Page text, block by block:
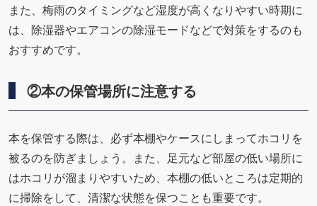
また、梅雨のタイミングなど湿度が高くなりやすい時期に
は、除湿器やエアコンの除湿モードなどで対策をするのも
おすすめです。
②本の保管場所に注意する
本を保管する際は、必ず本棚やケースにしまってホコリを
被るのを防ぎましょう。また、足元など部屋の低い場所に
はホコリが溜まりやすいため、本棚の低いところは定期的
に掃除をして、清潔な状態を保つことも重要です。